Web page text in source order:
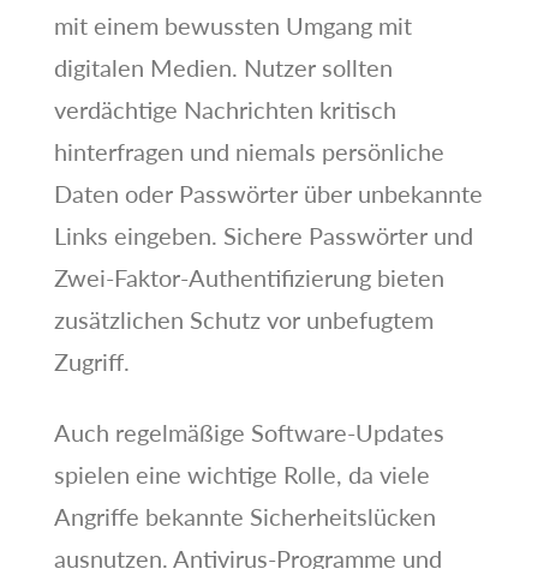
mit einem bewussten Umgang mit
digitalen Medien. Nutzer sollten
verdächtige Nachrichten kritisch
hinterfragen und niemals persönliche
Daten oder Passwörter über unbekannte
Links eingeben. Sichere Passwörter und
Zwei-Faktor-Authentifizierung bieten
zusätzlichen Schutz vor unbefugtem
Zugriff.
Auch regelmäßige Software-Updates
spielen eine wichtige Rolle, da viele
Angriffe bekannte Sicherheitslücken
ausnutzen. Antivirus-Programme und